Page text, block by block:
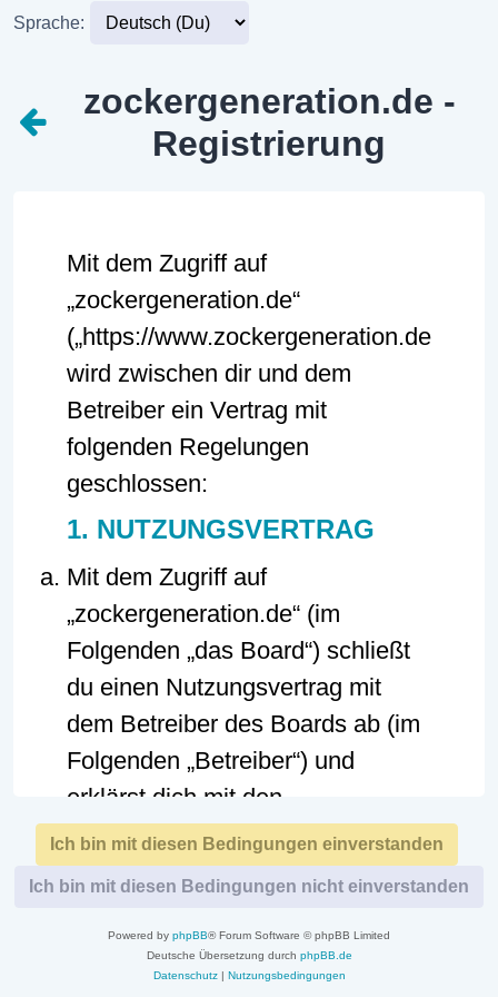
Sprache:
zockergeneration.de -
Registrierung
Mit dem Zugriff auf
„zockergeneration.de“
(„https://www.zockergeneration.de“)
wird zwischen dir und dem
Betreiber ein Vertrag mit
folgenden Regelungen
geschlossen:
1. NUTZUNGSVERTRAG
Mit dem Zugriff auf
„zockergeneration.de“ (im
Folgenden „das Board“) schließt
du einen Nutzungsvertrag mit
dem Betreiber des Boards ab (im
Folgenden „Betreiber“) und
erklärst dich mit den
nachfolgenden Regelungen
einverstanden.
nicht einverstanden bist, so darfst
du das Board nicht weiter nutzen.
Powered by phpBB® Forum Software © phpBB Limited
Deutsche Übersetzung durch phpBB.de
Datenschutz| Nutzungsbedingungen